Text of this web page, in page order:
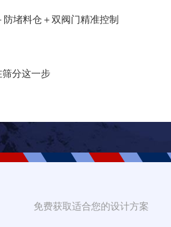
堵料仓＋双阀门精准控制
筛分这一步
免费获取适合您的设计方案